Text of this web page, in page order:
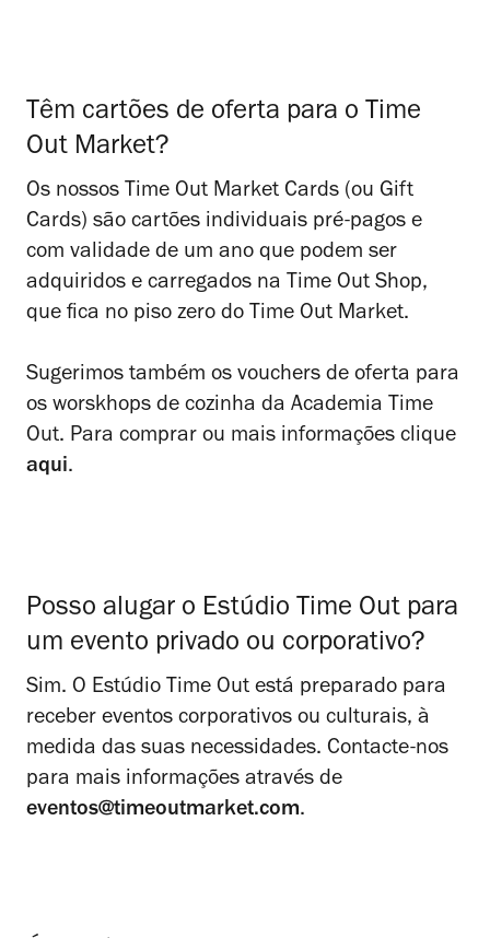
Têm cartões de oferta para o Time
Out Market?
Os nossos Time Out Market Cards (ou Gift
Cards) são cartões individuais pré-pagos e
com validade de um ano que podem ser
adquiridos e carregados na Time Out Shop,
que fica no piso zero do Time Out Market.
Sugerimos também os vouchers de oferta para
os worskhops de cozinha da Academia Time
Out. Para comprar ou mais informações clique
aqui.
Posso alugar o Estúdio Time Out para
um evento privado ou corporativo?
Sim. O Estúdio Time Out está preparado para
receber eventos corporativos ou culturais, à
medida das suas necessidades. Contacte-nos
para mais informações através de
eventos@timeoutmarket.com.